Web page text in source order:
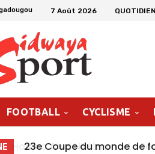
7 Août 2026
FOOTBALL CYCLISME
23e Coupe du monde de